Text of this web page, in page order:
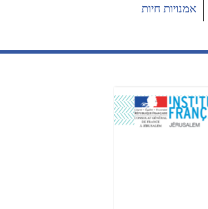
אמנויות חיות